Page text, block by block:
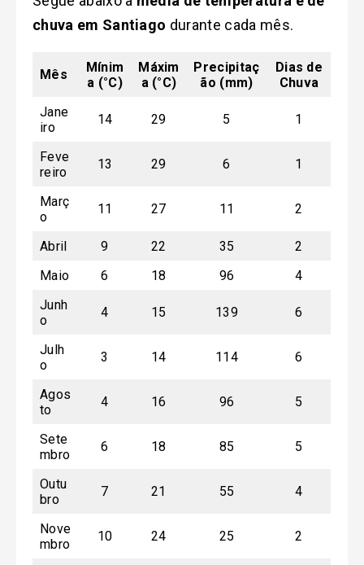
chuva em Santiago durante cada mês.
Mês
Mínim
a (°C)
Máxim
a (°C)
Precipitaç
ão (mm)
Dias de
Chuva
Jane
iro
14 29 5 1
Feve
reiro
13 29 6 1
Març
o
11 27 11 2
Abril 9 22 35
2
Maio
6 18 96
4
Junh
o
4 15 139 6
Julh
o
3 14 114 6
Agos
to
4 16 96 5
Sete
mbro
6 18 85 5
Outu
bro
7 21 55 4
Nove
mbro
10 24 25 2